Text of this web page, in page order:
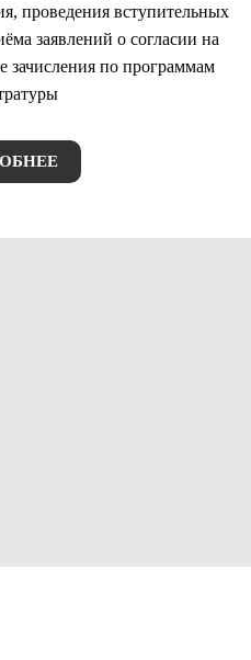
проведения вступительных
заявлений о согласии на
зачисления по программам